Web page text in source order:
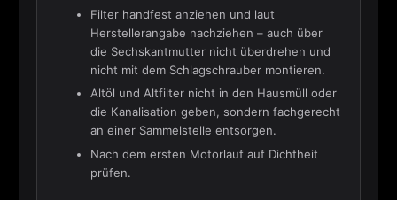
Filter handfest anziehen und laut
Herstellerangabe nachziehen – auch über
die Sechskantmutter nicht überdrehen und
nicht mit dem Schlagschrauber montieren.
Altöl und Altfilter nicht in den Hausmüll oder
die Kanalisation geben, sondern fachgerecht
an einer Sammelstelle entsorgen.
Nach dem ersten Motorlauf auf Dichtheit
prüfen.